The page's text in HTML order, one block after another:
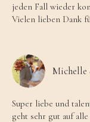
jeden Fall wieder
Vielen lieben Dank
Super liebe und
geht sehr gut auf